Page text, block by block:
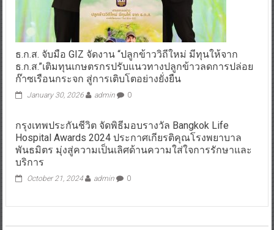
ธ.ก.ส. จับมือ GIZ จัดงาน “ปลูกข้าววิถีใหม่ มีทุนให้จาก
ธ.ก.ส.”เติมทุนเกษตรกรปรับแนวทางปลูกข้าวลดการปล่อย
ก๊าซเรือนกระจก สู่การเติบโตอย่างยั่งยืน
January 30, 2026 admin 0
กรุงเทพประกันชีวิต จัดพิธีมอบรางวัล Bangkok Life
Hospital Awards 2024 ประกาศเกียรติคุณโรงพยาบาล
พันธมิตร มุ่งสู่ความเป็นเลิศด้านความใส่ใจการรักษาและ
บริการ
October 21, 2024 admin 0